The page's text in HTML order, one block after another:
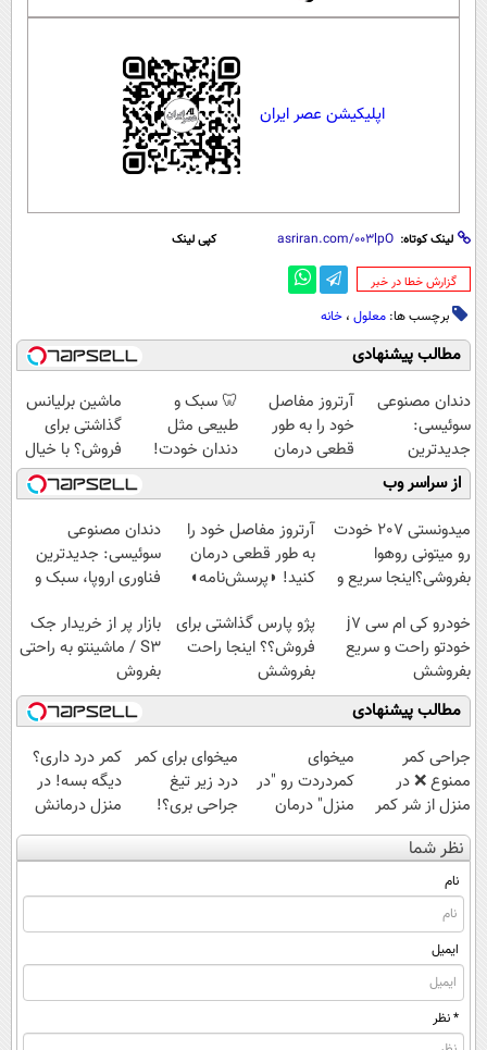
اپلیکیشن عصر ایران
لینک کوتاه: کپی لینک
‌گزارش خطا در خبر
برچسب ها: معلول ، خانه
مطالب پیشنهادی
دندان مصنوعی
سوئیسی:
جدیدترین
فناوری اروپا،
سبک و مقاوم |
پرداخت قسطی
آرتروز مفاصل
خود را به طور
قطعی درمان
کنید!
◗پرسش‌نامه◖
🦷 سبک و
طبیعی مثل
دندان خودت!
نصب آسان و
پرداخت اقساطی
💳 📍 تهران
ماشین برلیانس
گذاشتی برای
فروش؟ با خیال
راحت بفروش
از سراسر وب
میدونستی 207 خودت
رو میتونی روهوا
بفروشی؟اینجا سریع و
آرتروز مفاصل خود را
به طور قطعی درمان
کنید! ◗پرسش‌نامه◖
دندان مصنوعی
سوئیسی: جدیدترین
فناوری اروپا، سبک و
قسطی
خودرو کی ام سی j7
خودتو راحت و سریع
بفروشش
پژو پارس گذاشتی برای
فروش؟؟ اینجا راحت
بفروشش
بازار پر از خریدار جک
S3 / ماشینتو به راحتی
بفروش
مطالب پیشنهادی
جراحی کمر
ممنوع ❌ در
منزل از شر کمر
درد خلاص
شوید◂پرسش‌نامه
میخوای
کمردردت رو "در
منزل" درمان
کنی؟ (◂فیلم +
◂پرسش‌نامه)
میخوای برای کمر
درد زیر تیغ
جراحی بری؟!
◗پرسش‌نامه رو
پر کن◖
کمر درد داری؟
دیگه بسه! در
منزل درمانش
کن
(◀پرسش‌نامه)
نظر شما
نام
ایمیل
* نظر